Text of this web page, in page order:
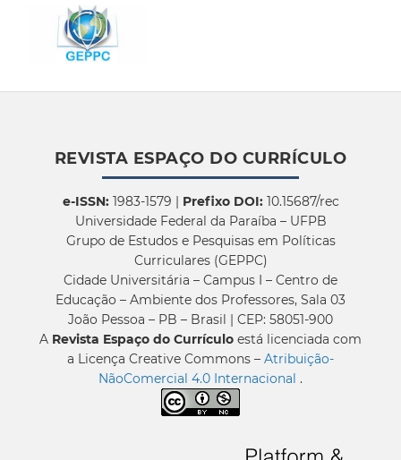
REVISTA ESPAÇO DO CURRÍCULO
e-ISSN:1983-1579 | Prefixo DOI:10.15687/rec
Universidade Federal da Paraíba – UFPB
Grupo de Estudos e Pesquisas em Políticas
Curriculares (GEPPC)
Cidade Universitária – Campus I – Centro de
Educação – Ambiente dos Professores, Sala 03
João Pessoa – PB – Brasil | CEP: 58051-900
A Revista Espaço do Currículo está licenciada com
a Licença Creative Commons – Atribuição-
NãoComercial 4.0 Internacional .